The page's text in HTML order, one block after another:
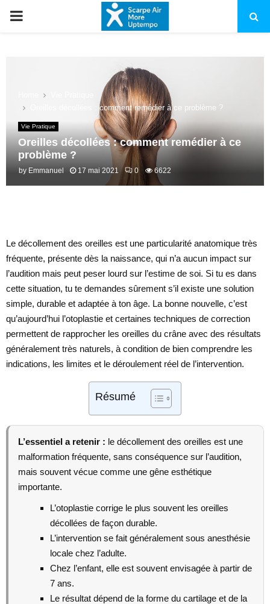
PRIMARY
Oreilles décollées : comment remédier à ce problème ?
Vie Pratique
Oreilles décollées : comment remédier à ce
problème ?
by Emmanuel 17 mai 2021 0 6622
Le décollement des oreilles est une particularité anatomique très
fréquente, présente dès la naissance, qui n’a aucun impact sur
l’audition mais peut peser lourd sur l’estime de soi. Si tu es dans
cette situation, tu te demandes sûrement s’il existe une solution
simple, durable et adaptée à ton âge. La bonne nouvelle, c’est
qu’aujourd’hui l’otoplastie et certaines techniques de correction
permettent de rapprocher les oreilles du crâne avec des résultats
généralement très naturels, à condition de bien comprendre les
indications, les limites et le déroulement réel de l’intervention.
Résumé
L’essentiel a retenir : le décollement des oreilles est une
malformation fréquente, sans conséquence sur l’audition,
mais souvent vécue comme une gêne esthétique
importante.
L’otoplastie corrige le plus souvent les oreilles
décollées de façon durable.
L’intervention se fait généralement sous anesthésie
locale chez l’adulte.
Chez l’enfant, elle est souvent envisagée à partir de
7 ans.
Le résultat dépend de la forme du cartilage et de la